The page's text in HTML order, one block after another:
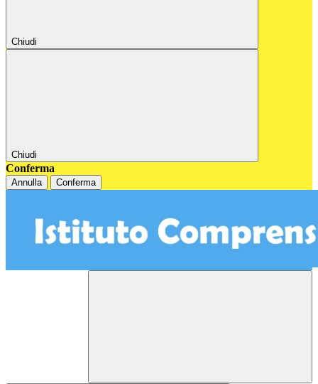
Chiudi
Chiudi
Conferma
Annulla Conferma